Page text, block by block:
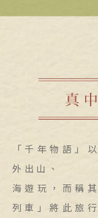
「千年物語」
外出山、
海遊玩，而稱
列車」將此旅